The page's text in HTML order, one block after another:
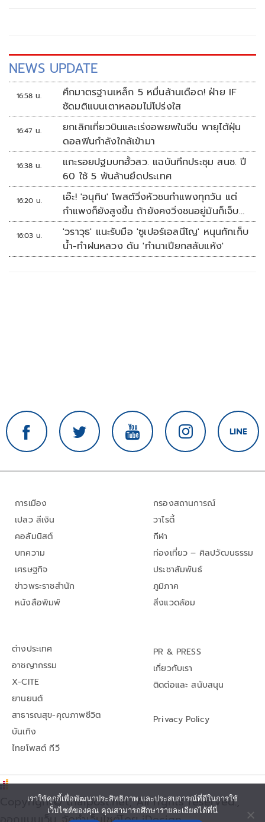
NEWS UPDATE
16:58 น.
ศึกมาตรฐานเหล็ก 5 หมื่นล้านเดือด! ฝ่าย IF
ซัดมติแบนเตาหลอมไม่โปร่งใส
16:47 น.
ยกเลิกเที่ยวบินและเร่งอพยพในจีน พายุไต้ฝุ่น
ดอลฟินกำลังใกล้เข้ามา
16:38 น.
แกะรอยปฐมบทฮั้วสว. แฉบันทึกประชุม สนช. ปี
60 ใช้ 5 พันล้านยึดประเทศ
16:20 น.
เอ๊ะ! 'อนุทิน' โพสต์วิ่งหัวชนกำแพงทุกวัน แต่
กำแพงก็ยังสูงขึ้น ถ้ายังคงวิ่งชนอยู่มันก็เจ็บ
หัวอีก
16:03 น.
'วราวุธ' แนะรับมือ 'ซูเปอร์เอลนีโญ' หนุนกักเก็บ
น้ำ-ทำฝนหลวง ดัน 'ทำนาเปียกสลับแห้ง'
การเมือง
เปลว สีเงิน
คอลัมนิสต์
บทความ
เศรษฐกิจ
ข่าวพระราชสำนัก
หนังสือพิมพ์
กรองสถานการณ์
วาไรตี้
กีฬา
ท่องเที่ยว – ศิลปวัฒนธรรม
ประชาสัมพันธ์
ภูมิภาค
สิ่งแวดล้อม
ต่างประเทศ
อาชญากรรม
X-CITE
ยานยนต์
สาธารณสุข-คุณภาพชีวิต
บันเทิง
ไทยโพสต์ ทีวี
PR & PRESS
เกี่ยวกับเรา
ติดต่อและ สนับสนุน
Privacy Policy
Copyright© thaipost.net, All rights reserved.,
เราใช้คุกกี้เพื่อพัฒนาประสิทธิภาพ และประสบการณ์ที่ดีในการใช้
เว็บไซต์ของคุณ คุณสามารถศึกษารายละเอียดได้ที่นี่